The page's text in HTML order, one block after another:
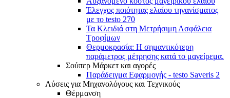
Έλεγχος ποιότητας ελαίου τηγανίσματος
με το testo 270
Τα Κλειδιά στη Μετρήσιμη Ασφάλεια
Τροφίμων
Θερμοκρασία: Η σημαντικότερη
παράμετρος μέτρησης κατά το μαγείρεμα.
Σούπερ Μάρκετ και αγορές
Παράδειγμα Εφαρμογής - testo Saveris 2
Λύσεις για Μηχανολόγους και Τεχνικούς
Θέρμανση